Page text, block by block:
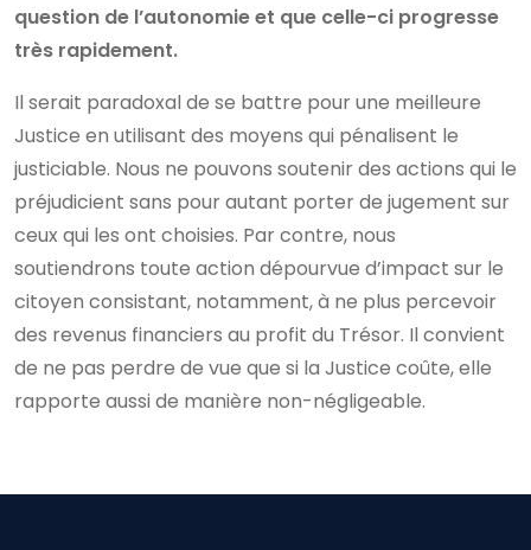
question de l’autonomie et que celle-ci progresse
très rapidement.
Il serait paradoxal de se battre pour une meilleure
Justice en utilisant des moyens qui pénalisent le
justiciable. Nous ne pouvons soutenir des actions qui le
préjudicient sans pour autant porter de jugement sur
ceux qui les ont choisies. Par contre, nous
soutiendrons toute action dépourvue d’impact sur le
citoyen consistant, notamment, à ne plus percevoir
des revenus financiers au profit du Trésor. Il convient
de ne pas perdre de vue que si la Justice coûte, elle
rapporte aussi de manière non-négligeable.